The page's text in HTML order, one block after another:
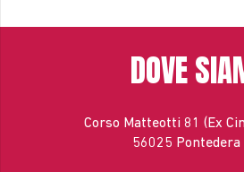
DOVE
Corso Matteotti 81 (Ex
56025 Pontedera